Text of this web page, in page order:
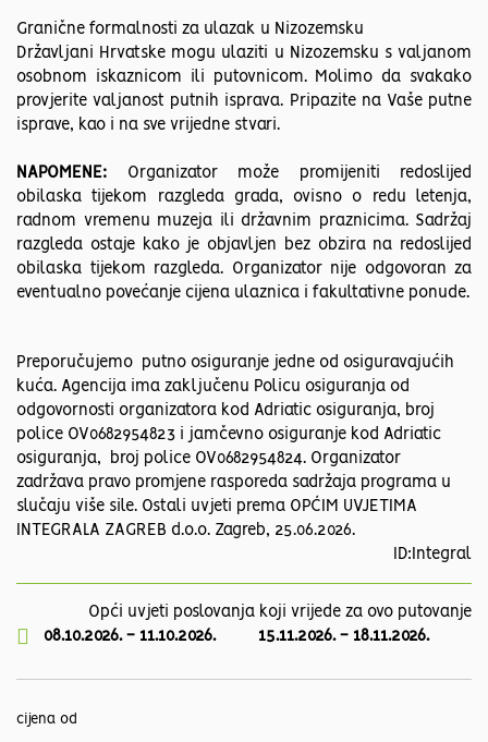
Granične formalnosti za ulazak u Nizozemsku
Državljani Hrvatske mogu ulaziti u Nizozemsku s valjanom
osobnom iskaznicom ili putovnicom. Molimo da svakako
provjerite valjanost putnih isprava. Pripazite na Vaše putne
isprave, kao i na sve vrijedne stvari.
NAPOMENE: Organizator može promijeniti redoslijed
obilaska tijekom razgleda grada, ovisno o redu letenja,
radnom vremenu muzeja ili državnim praznicima. Sadržaj
razgleda ostaje kako je objavljen bez obzira na redoslijed
obilaska tijekom razgleda. Organizator nije odgovoran za
eventualno povećanje cijena ulaznica i fakultativne ponude.
Preporučujemo putno osiguranje jedne od osiguravajućih
kuća. Agencija ima zaključenu Policu osiguranja od
odgovornosti organizatora kod Adriatic osiguranja, broj
police OV0682954823 i jamčevno osiguranje kod Adriatic
osiguranja, broj police OV0682954824. Organizator
zadržava pravo promjene rasporeda sadržaja programa u
slučaju više sile. Ostali uvjeti prema OPĆIM UVJETIMA
INTEGRALA ZAGREB d.o.o. Zagreb, 25.06.2026.
ID:Integral
Opći uvjeti poslovanja koji vrijede za ovo putovanje
08.10.2026.- 11.10.2026. 15.11.2026.- 18.11.2026.
cijena od